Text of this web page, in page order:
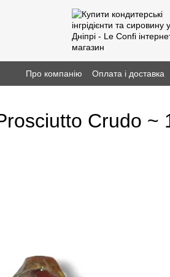
Про компанію Оплата і доставка
Crudo ~